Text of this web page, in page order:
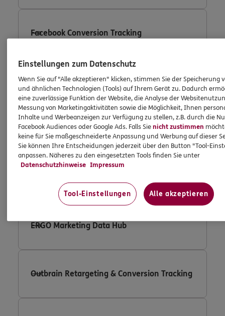
Facebook Conversion Tracking
Facebook Custom Audience
Google Adwords Conversion Tracking
ERGO Marketing Data Hub
Outbrain Retargeting & Conversion Tracking
Einstellungen zum Datenschutz
Wenn Sie auf "Alle akzeptieren" klicken, stimmen Sie der Speicherung
und ähnlichen Technologien (Tools) auf Ihrem Gerät zu. Dadurch
eine zuverlässige Funktion der Website, die Analyse der
Messung von Marketingaktivitäten sowie die Möglichkeit, Ihnen
Inhalte und Werbeanzeigen zur Verfügung zu stellen, z.B. durch die
Facebook Audiences oder Google Ads. Falls Sienicht zustimmen
keine für Sie maßgeschneiderte Anpassung und Werbung auf dieser
Sie können Ihre Entscheidungen jederzeit über den Button "Tool-
anpassen. Näheres zu den eingesetzten Tools finden Sie unter
Datenschutzhinweise Impressum
Tool-Einstellungen Alle akzeptieren